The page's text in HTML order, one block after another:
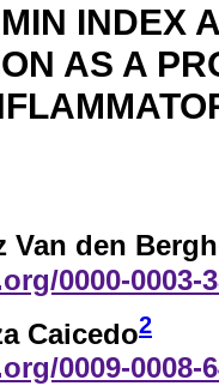
INDEX
AS A
Van den
0000-0003-
Caicedo2
0009-0008-